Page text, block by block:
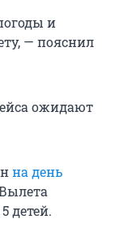
и
— пояснил
ожидают
на день
детей.